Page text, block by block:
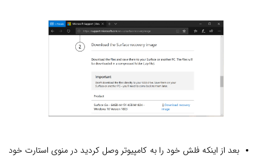
بعد از اینکه فلش خود را به کامپیوتر وصل کردید در منوی استارت خود